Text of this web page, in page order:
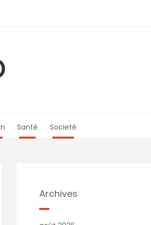
Santé Societé
Archives